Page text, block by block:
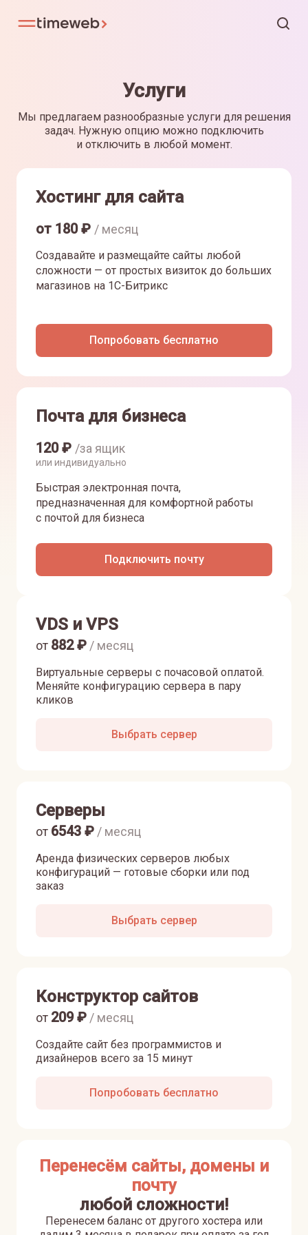
Услуги
Мы предлагаем разнообразные услуги для решения
задач. Нужную опцию можно подключить
и отключить в любой момент.
Хостинг для сайта
от 180₽ / месяц
Создавайте и размещайте сайты любой
сложности — от простых визиток до больших
магазинов на 1С-Битрикс
Попробовать бесплатно
Почта для бизнеса
120₽ /за ящик
или индивидуально
Быстрая электронная почта,
предназначенная для комфортной работы
с почтой для бизнеса
Подключить почту
VDS и VPS
Виртуальные серверы с почасовой оплатой.
Меняйте конфигурацию сервера в пару
кликов
от 882₽ / месяц
Выбрать сервер
Серверы
Аренда физических серверов любых
конфигураций — готовые сборки или под
заказ
от 6543 ₽ / месяц
Выбрать сервер
Конструктор сайтов
Создайте сайт без программистов и
дизайнеров всего за 15 минут
от 209₽ / месяц
Попробовать бесплатно
Перенесём сайты, домены и
почту
любой сложности!
Перенесем баланс от другого хостера или